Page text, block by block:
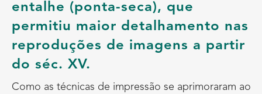
entalhe (ponta-seca), que
permitiu maior detalhamento nas
reproduções de imagens a partir
do séc. XV.
Como as técnicas de impressão se aprimoraram ao